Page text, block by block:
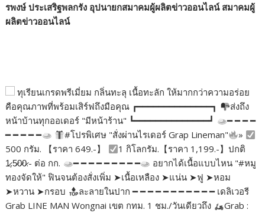
รพงษ์ ประเสริฐพลกรัง อุปนายกสมาคมผู้ผลิตข่าวออนไลน์ สมาคมผู้
ผลิตข่าวออนไลน์
ทุเรียนเกรดพรีเมี่ยม กลิ่นทะลุ เนื้อทะลัก ให้มากกว่าความอร่อย
คือคุณภาพที่พร้อมเสิร์ฟถึงมือคุณ ┏━━━━━━━━━━━━━━┓
ส่งถึง
หน้าบ้านทุกออเดอร์ "มีหน้าร้าน" ┗━━━━━━━━━━━━━━┛
━ ━ ━ ━
━ ━ ━ ━ ━
#โปรพิเศษ "สั่งผ่านไรเดอร์ Grap Lineman"
»
500 กรัม. 【ราคา 649.-】
1 กิโลกรัม.【ราคา 1,199.-】ปกติ
1̷,5̷0̷0̷.- ต่อ กก.
━ ━ ━ ━ ━ ━ ━ ━ ━
อยากได้เนื้อแบบไหน "#หมู
ทองจัดให้" ฟินจนต้องสั่งเพิ่ม ➤เนื้อเหลือง ➤แน่น ➤ฟู ➤หอม
➤หวาน ➤กรอบ
ละลายในปาก ━ ━ ━ ━ ━ ━ ━ ━ ━ ━ ━ เดลิเวอรี
Grab LINE MAN Wongnai เขต กทม. 1 ชม./วันเดียวถึง
Grab :